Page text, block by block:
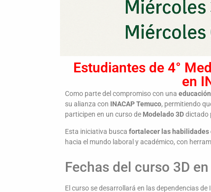
Estudiantes de 4°
en
Como parte del compromiso con una
su alianza con INACAP Temuco, permitiendo
participen en un curso de Modelado 3Ddictado
Esta iniciativa busca fortalecer las
hacia el mundo laboral y académico, con
Fechas del curso 3D
El curso se desarrollará en las dependencias